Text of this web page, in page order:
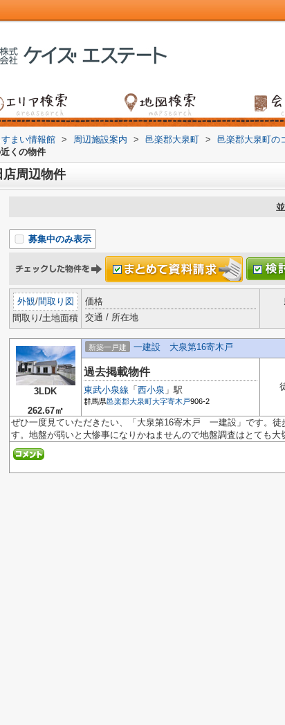
まい情報館 > 周辺施設案内 > 邑楽郡大泉町 > 邑楽郡大泉町の
くの物件
店周辺物件
募集中のみ表示
外観/間取り図
間取り/土地面積
価格
交通 / 所在地
3LDK
262.67㎡
新築一戸建 一建設 大泉第16寄木戸
過去掲載物件
東武小泉線 「 西小泉 」駅
群馬県邑楽郡大泉町大字寄木戸906-2
ぜひ一度見ていただきたい、「大泉第16寄木戸 一建設」です。徒
す。地盤が弱いと大惨事になりかねませんので地盤調査はとても大